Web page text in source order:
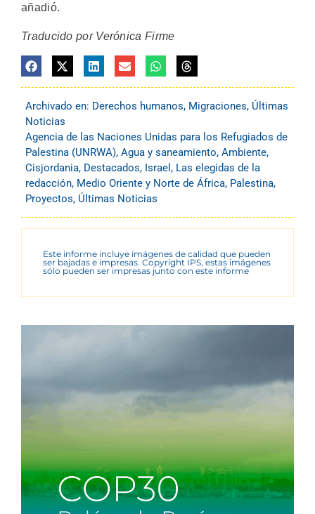
añadió.
Traducido por Verónica Firme
Archivado en: Derechos humanos, Migraciones, Últimas
Noticias
Agencia de las Naciones Unidas para los Refugiados de
Palestina (UNRWA), Agua y saneamiento, Ambiente,
Cisjordania, Destacados, Israel , Las elegidas de la
redacción, Medio Oriente y Norte de África, Palestina,
Proyectos, Últimas Noticias
Este informe incluye imágenes de calidad que pueden
ser bajadas e impresas. Copyright IPS, estas imágenes
sólo pueden ser impresas junto con este informe